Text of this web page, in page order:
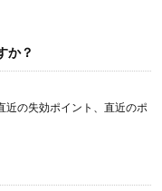
か？
近の失効ポイント、直近のポ